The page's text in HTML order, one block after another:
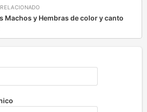
Machos y Hembras de color y canto